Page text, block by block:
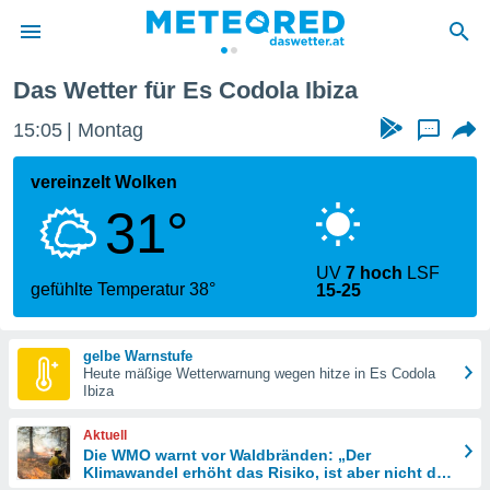
wurde
dass
sind.
diese
Das Wetter für Es Codola Ibiza
15:05 Montag ...
vereinzelt Wolken
31°
gefühlte Temperatur 38°
UV7 hoch LSF
15-25
gelbe Warnstufe
Heute mäßige Wetterwarnung wegen hitze in Es Codola
Ibiza
Aktuell
Die WMO warnt vor Waldbränden: „Der
Klimawandel erhöht das Risiko, ist aber nicht die